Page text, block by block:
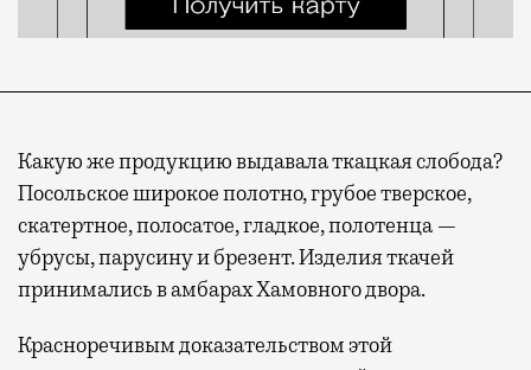
Какую же продукцию выдавала ткацкая слобода?
Посольское широкое полотно, грубое тверское,
скатертное, полосатое, гладкое, полотенца —
убрусы, парусину и брезент. Изделия ткачей
принимались в амбарах Хамовного двора.
Красноречивым доказательством этой